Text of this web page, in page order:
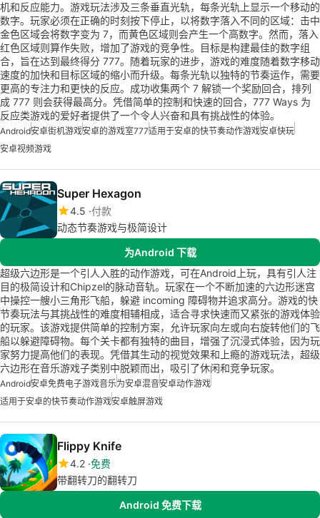
机和反应能力。游戏玩法涉及三条垂直光轨，每条光轨上显示一个移动的
数字。玩家必须在正确的时刻按下停止，以将数字落入不同的区域：击中
金色区域会将数字变为 7，而黄色区域则会产生一个高数字。然而，落入
红色区域则算作失败，增加了游戏的竞争性。目标是构建最佳的数字组
合，旨在达到最终得分 777。随着玩家的进步，游戏的难度随着数字移动
速度的加快和目标区域的缩小而升级。每条光轨以独特的节奏运作，需要
更高的专注力和更快的反应。成功收集两个 7 解锁一个奖励回合，排列
成 777 则会获得最高分。凭借简单的控制和快速的回合，777 Ways 为
反应类游戏的爱好者提供了一个令人兴奋和具有挑战性的体验。
Android安卓街机游戏安卓的游戏室777适用于安卓的快节奏动作游戏安卓快玩
安卓视频游戏
Super Hexagon
4.5 付款
动态节奏游戏与极简设计
为Android 下载
超级六边形是一个引人入胜的动作游戏，可在Android上玩，具有引人注
目的极简设计和Chipzel的脉动音轨。玩家在一个不断加速的六边形迷宫
中操控一艘小三角形飞船，躲避 incoming 障碍物并追求高分。游戏的快
节奏玩法与其挑战性的难度相辅相成，适合寻求快速而又紧张的游戏体验
的玩家。该游戏提供简单的控制方案，允许玩家向左或向右旋转他们的飞
船以躲避障碍物。每个关卡都有独特的曲目，增强了沉浸式体验，因为玩
家努力提高他们的表现。凭借其生动的视觉效果和上瘾的游戏玩法，超级
六边形在音乐游戏子类别中脱颖而出，吸引了休闲和竞争玩家。
Android安卓免费电子游戏音乐为安卓混音安卓动作游戏
适用于安卓的快节奏动作游戏安卓触屏游戏
Flippy Knife
4.2 免费
带翻转刀的翻转刀
Android 免费下载